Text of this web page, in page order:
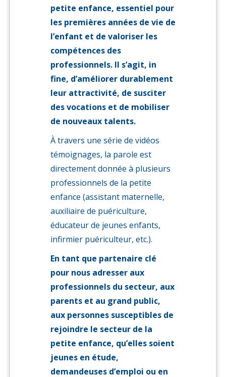
petite enfance, essentiel pour
les premières années de vie de
l’enfant et de valoriser les
compétences des
professionnels. Il s’agit, in
fine, d’améliorer durablement
leur attractivité, de susciter
des vocations et de mobiliser
de nouveaux talents.
À travers une série de vidéos
témoignages, la parole est
directement donnée à plusieurs
professionnels de la petite
enfance (assistant maternelle,
auxiliaire de puériculture,
éducateur de jeunes enfants,
infirmier puériculteur, etc.).
En tant que partenaire clé
pour nous adresser aux
professionnels du secteur, aux
parents et au grand public,
aux personnes susceptibles de
rejoindre le secteur de la
petite enfance, qu’elles soient
jeunes en étude,
demandeuses d’emploi ou en